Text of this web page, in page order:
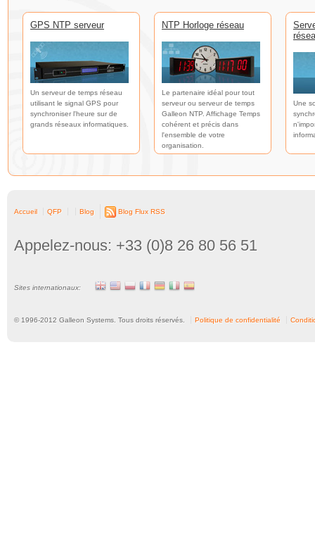
GPS NTP serveur
Un serveur de temps réseau
utilisant le signal GPS pour
synchroniser l'heure sur de
grands réseaux informatiques.
NTP Horloge réseau
Le partenaire idéal pour tout
serveur ou serveur de temps
Galleon NTP. Affichage Temps
cohérent et précis dans
l'ensemble de votre
organisation.
Une
Accueil QFP Blog Blog Flux RSS
Appelez-nous: +33 (0)8 26 80 56 51
Sites internationaux:
© 1996-2012 Galleon Systems. Tous droits réservés. Politique de confidentialité